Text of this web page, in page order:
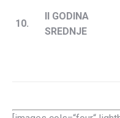
10.
II GODINA
SREDNJE